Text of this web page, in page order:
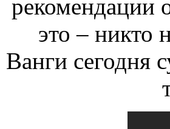
рекомендации
это – никто
Ванги сегодня